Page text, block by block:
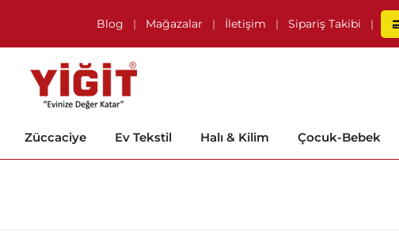
Blog | Mağazalar | İletişim | Sipariş Takibi |
Züccaciye Ev Tekstil Halı & Kilim Çocuk-Bebek